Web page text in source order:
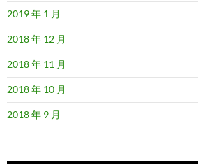
2019 年 1 月
2018 年 12 月
2018 年 11 月
2018 年 10 月
2018 年 9 月